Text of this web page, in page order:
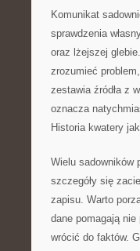
Komunikat
sprawdzenia
oraz lżejszej
zrozumieć
zestawia źródła z
oznacza
Historia kwatery
Wielu sadowników
szczegóły się
zapisu. Warto
dane pomagają
wrócić do faktów.